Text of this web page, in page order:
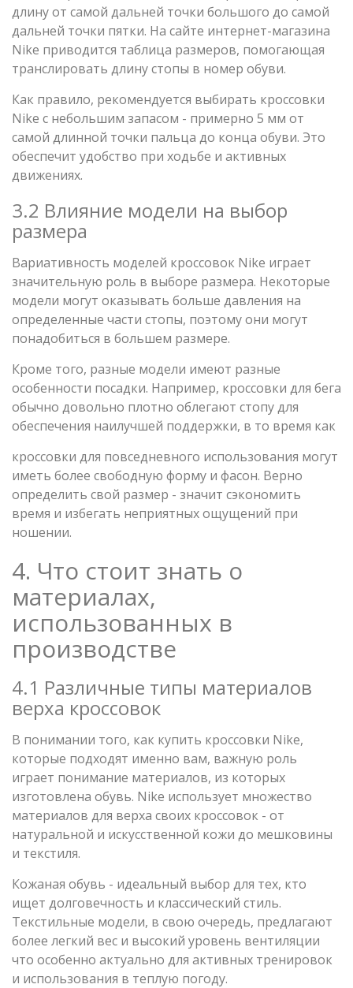
длину от самой дальней точки большого до самой
дальней точки пятки. На сайте интернет-магазина
Nike приводится таблица размеров, помогающая
транслировать длину стопы в номер обуви.
Как правило, рекомендуется выбирать кроссовки
Nike с небольшим запасом - примерно 5 мм от
самой длинной точки пальца до конца обуви. Это
обеспечит удобство при ходьбе и активных
движениях.
3.2 Влияние модели на выбор
размера
Вариативность моделей кроссовок Nike играет
значительную роль в выборе размера. Некоторые
модели могут оказывать больше давления на
определенные части стопы, поэтому они могут
понадобиться в большем размере.
Кроме того, разные модели имеют разные
особенности посадки. Например, кроссовки для бега
обычно довольно плотно облегают стопу для
обеспечения наилучшей поддержки, в то время как
кроссовки для повседневного использования могут
иметь более свободную форму и фасон. Верно
определить свой размер - значит сэкономить
время и избегать неприятных ощущений при
ношении.
4. Что стоит знать о
материалах,
использованных в
производстве
4.1 Различные типы материалов
верха кроссовок
В понимании того, как купить кроссовки Nike,
которые подходят именно вам, важную роль
играет понимание материалов, из которых
изготовлена обувь. Nike использует множество
материалов для верха своих кроссовок - от
натуральной и искусственной кожи до мешковины
и текстиля.
Кожаная обувь - идеальный выбор для тех, кто
ищет долговечность и классический стиль.
Текстильные модели, в свою очередь, предлагают
более легкий вес и высокий уровень вентиляции
что особенно актуально для активных тренировок
и использования в теплую погоду.